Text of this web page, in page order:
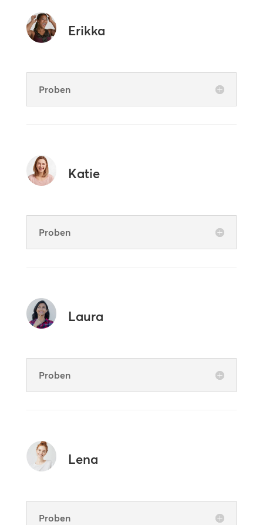
Erikka
Proben
Katie
Proben
Laura
Proben
Lena
Proben